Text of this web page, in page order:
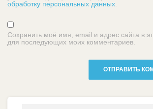
обработку персональных данных
Сохранить моё имя, email и адрес сайта в
для последующих моих комментариев.